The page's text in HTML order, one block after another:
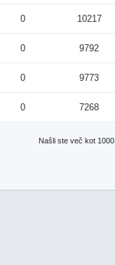
0 10217
0 9792
0 9773
0 7268
Našli ste več kot